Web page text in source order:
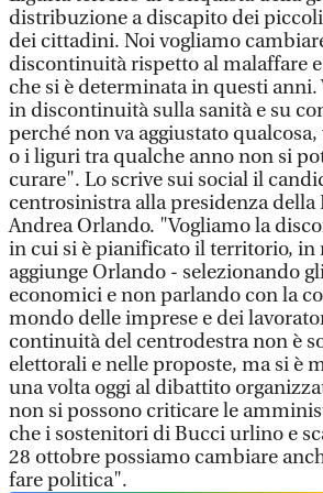
distribuzione a discapito dei
dei cittadini. Noi vogliamo
discontinuità rispetto al malaffare
che si è determinata in questi anni.
in discontinuità sulla sanità e su
perché non va aggiustato
o i liguri tra qualche anno non si
curare". Lo scrive sui social il
centrosinistra alla presidenza della
Andrea Orlando. "Vogliamo la
in cui si è pianificato il territorio, in
aggiunge Orlando - selezionando
economici e non parlando con la
mondo delle imprese e dei
continuità del centrodestra non è
elettorali e nelle proposte, ma si è
una volta oggi al dibattito
non si possono criticare le
che i sostenitori di Bucci urlino e
28 ottobre possiamo cambiare
fare politica".